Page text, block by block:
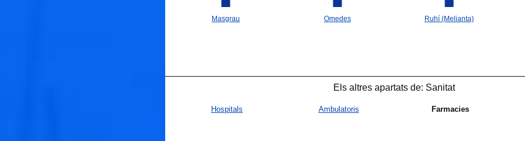
Masgrau Omedes Ruhí (Melianta)
Els altres apartats de: Sanitat
Hospitals Ambulatoris Farmacies